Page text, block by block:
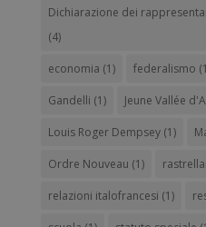
Dichiarazione dei
(4)
economia (1) federalismo
Gandelli (1) Jeune Vallée
Louis Roger Dempsey(1)
Ordre Nouveau (1)
relazioni italofrancesi (1)